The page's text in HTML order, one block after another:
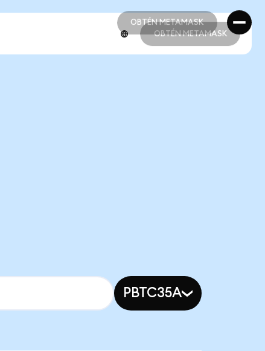
OBTÉN METAMASK
OBTÉN METAMASK
OBTÉN METAMASK
PBTC35A